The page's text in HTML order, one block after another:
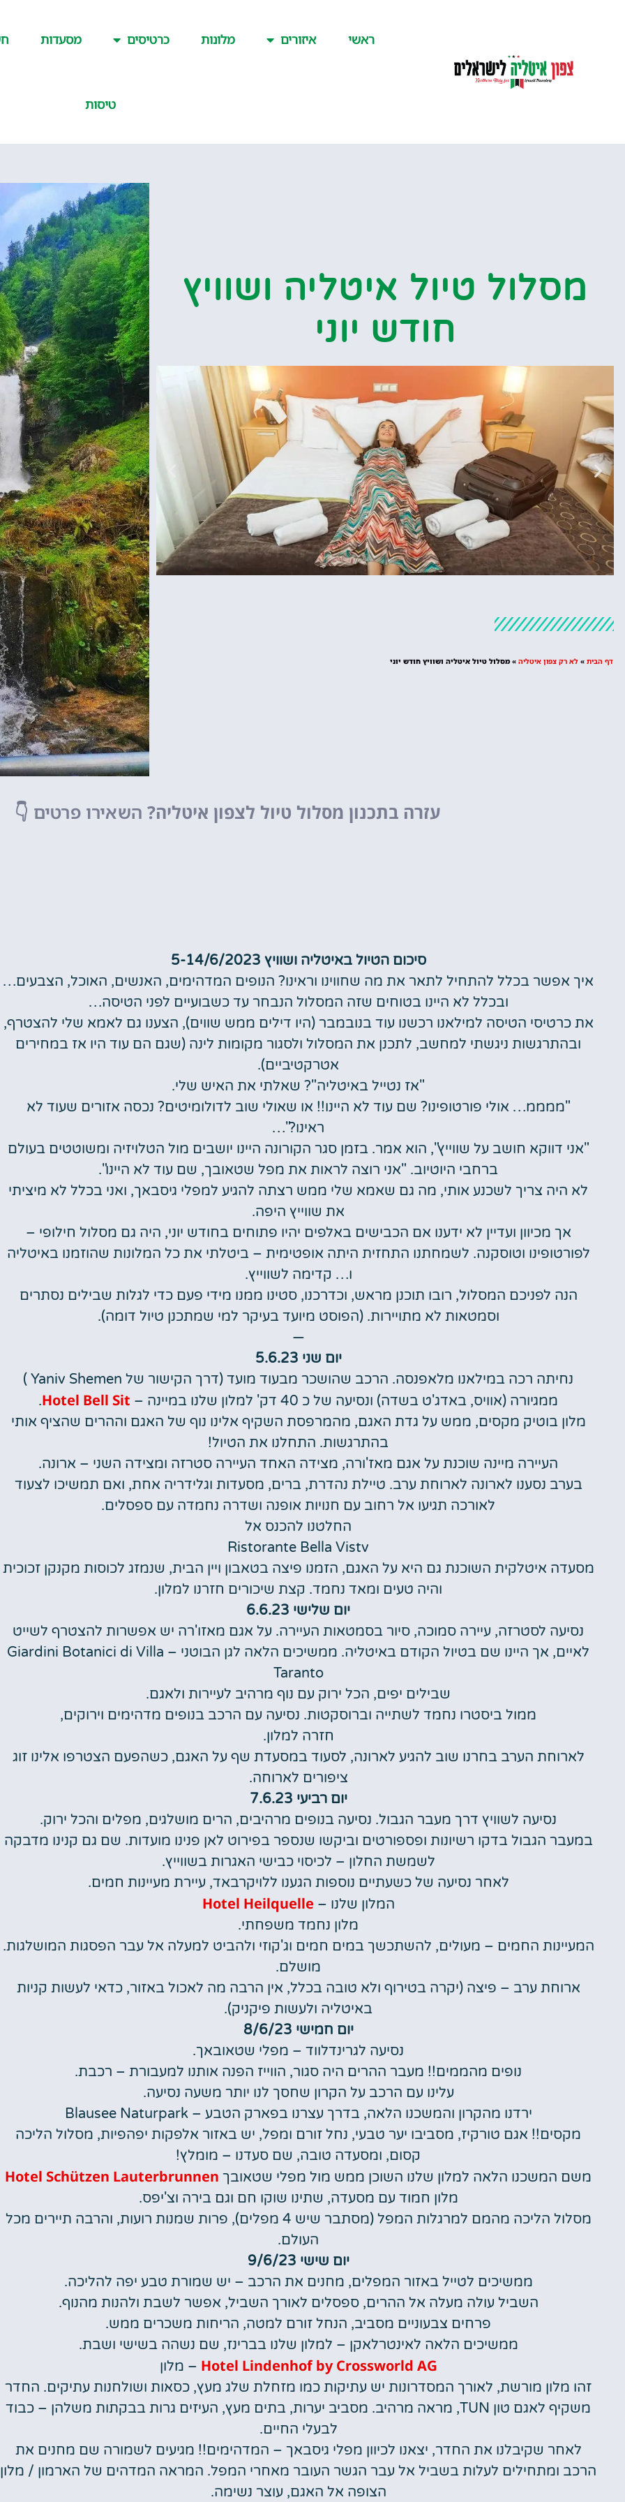
ראשי
איזורים מלונות כרטיסים מסעדות
טיסות
מסלול טיול איטליה ושוויץ
חודש יוני
מלונות
מומלץ?
פארק שעשועים
מפספסים!
לחצו פה!
דף הבית » לא רק צפון איטליה » מסלול טיול איטליה ושוויץ חודש יוני
עזרה בתכנון מסלול טיול לצפון איטליה? השאירו פרטים 👇
סיכום הטיול באיטליה ושוויץ 5-14/6/2023
איך אפשר בכלל להתחיל לתאר את מה שחווינו וראינו? הנופים המדהימים, האנשים, האוכל, הצבעים…
ובכלל לא היינו בטוחים שזה המסלול הנבחר עד כשבועיים לפני הטיסה…
את כרטיסי הטיסה למילאנו רכשנו עוד בנובמבר (היו דילים ממש שווים), הצענו גם לאמא שלי להצטרף,
ובהתרגשות ניגשתי למחשב, לתכנן את המסלול ולסגור מקומות לינה (שגם הם עוד היו אז במחירים
אטרקטיביים).
"אז נטייל באיטליה"? שאלתי את האיש שלי.
"ממממ… אולי פורטופינו? שם עוד לא היינו!! או שאולי שוב לדולומיטים? נכסה אזורים שעוד לא
ראינו?"…
"אני דווקא חושב על שווייץ", הוא אמר. בזמן סגר הקורונה היינו יושבים מול הטלויזיה ומשוטטים בעולם
ברחבי היוטיוב. "אני רוצה לראות את מפל שטאובך, שם עוד לא היינו".
לא היה צריך לשכנע אותי, מה גם שאמא שלי ממש רצתה להגיע למפלי גיסבאך, ואני בכלל לא מיציתי
את שווייץ היפה.
אך מכיוון ועדיין לא ידענו אם הכבישים באלפים יהיו פתוחים בחודש יוני, היה גם מסלול חילופי –
לפורטופינו וטוסקנה. לשמחתנו התחזית היתה אופטימית – ביטלתי את כל המלונות שהוזמנו באיטליה
ו… קדימה לשווייץ.
הנה לפניכם המסלול, רובו תוכנן מראש, וכדרכנו, סטינו ממנו מידי פעם כדי לגלות שבילים נסתרים
וסמטאות לא מתויירות. (הפוסט מיועד בעיקר למי שמתכנן טיול דומה).
—
יום שני 5.6.23
נחיתה רכה במילאנו מלאפנסה. הרכב שהושכר מבעוד מועד (דרך הקישור של Yaniv Shemen )
ממגיורה (אוויס, באדג'ט בשדה) ונסיעה של כ 40 דק' למלון שלנו במיינה –
.
מלון בוטיק מקסים, ממש על גדת האגם, מהמרפסת השקיף אלינו נוף של האגם וההרים שהציף אותי
בהתרגשות. התחלנו את הטיול!
העיירה מיינה שוכנת על אגם מאז'ורה, מצידה האחד העיירה סטרזה ומצידה השני – ארונה.
בערב נסענו לארונה לארוחת ערב. טיילת נהדרת, ברים, מסעדות וגלידריה אחת, ואם תמשיכו לצעוד
לאורכה תגיעו אל רחוב עם חנויות אופנה ושדרה נחמדה עם ספסלים.
החלטנו להכנס אל
Ristorante Bella Vistv
מסעדה איטלקית השוכנת גם היא על האגם, הזמנו פיצה בטאבון ויין הבית, שנמזג לכוסות מקנקן זכוכית
והיה טעים ומאד נחמד. קצת שיכורים חזרנו למלון.
יום שלישי 6.6.23
נסיעה לסטרזה, עיירה סמוכה, סיור בסמטאות העיירה. על אגם מאזו'רה יש אפשרות להצטרף לשייט
לאיים, אך היינו שם בטיול הקודם באיטליה. ממשיכים הלאה לגן הבוטני – Giardini Botanici di Villa
Taranto
שבילים יפים, הכל ירוק עם נוף מרהיב לעיירות ולאגם.
ממול ביסטרו נחמד לשתייה וברוסקטות. נסיעה עם הרכב בנופים מדהימים וירוקים,
חזרה למלון.
לארוחת הערב בחרנו שוב להגיע לארונה, לסעוד במסעדת שף על האגם, כשהפעם הצטרפו אלינו זוג
ציפורים לארוחה.
יום רביעי 7.6.23
נסיעה לשוויץ דרך מעבר הגבול. נסיעה בנופים מרהיבים, הרים מושלגים, מפלים והכל ירוק.
במעבר הגבול בדקו רשיונות ופספורטים וביקשו שנספר בפירוט לאן פנינו מועדות. שם גם קנינו מדבקה
לשמשת החלון – לכיסוי כבישי האגרות בשווייץ.
לאחר נסיעה של כשעתיים נוספות הגענו ללויקרבאד, עיירת מעיינות חמים.
המלון שלנו – Hotel Heilquelle
מלון נחמד משפחתי.
המעיינות החמים – מעולים, להשתכשך במים חמים וג'קוזי ולהביט למעלה אל עבר הפסגות המושלגות.
מושלם.
ארוחת ערב – פיצה (יקרה בטירוף ולא טובה בכלל, אין הרבה מה לאכול באזור, כדאי לעשות קניות
באיטליה ולעשות פיקניק).
יום חמישי 8/6/23
נסיעה לגרינדלווד – מפלי שטאובאך.
נופים מהממים!! מעבר ההרים היה סגור, הווייז הפנה אותנו למעבורת – רכבת.
עלינו עם הרכב על הקרון שחסך לנו יותר משעה נסיעה.
ירדנו מהקרון והמשכנו הלאה, בדרך עצרנו בפארק הטבע – Blausee Naturpark
מקסים!! אגם טורקיז, מסביבו יער טבעי, נחל זורם ומפל, יש באזור אלפקות יפהפיות, מסלול הליכה
קסום, ומסעדה טובה, שם סעדנו – מומלץ!
משם המשכנו הלאה למלון שלנו השוכן ממש מול מפלי שטאובך Hotel Schützen Lauterbrunnen
מלון חמוד עם מסעדה, שתינו שוקו חם וגם בירה וצ'יפס.
מסלול הליכה מהמם למרגלות המפל (מסתבר שיש 4 מפלים), פרות שמנות רועות, והרבה תיירים מכל
העולם.
יום שישי 9/6/23
ממשיכים לטייל באזור המפלים, מחנים את הרכב – יש שמורת טבע יפה להליכה.
השביל עולה מעלה אל ההרים, ספסלים לאורך השביל, אפשר לשבת ולהנות מהנוף.
פרחים צבעוניים מסביב, הנחל זורם למטה, הריחות משכרים ממש.
ממשיכים הלאה לאינטרלאקן – למלון שלנו בברינז, שם נשהה בשישי ושבת.
Hotel Lindenhof by Crossworld AG – מלון
זהו מלון מורשת, לאורך המסדרונות יש עתיקות כמו מזחלת שלג מעץ, כסאות ושולחנות עתיקים. החדר
משקיף לאגם טון TUN, מראה מרהיב. מסביב יערות, בתים מעץ, העיזים גרות בבקתות משלהן – כבוד
לבעלי החיים.
לאחר שקיבלנו את החדר, יצאנו לכיוון מפלי גיסבאך – המדהימים!! מגיעים לשמורה שם מחנים את
הרכב ומתחילים לעלות בשביל אל עבר הגשר העובר מאחרי המפל. המראה המדהים של הארמון / מלון
הצופה אל האגם, עוצר נשימה.